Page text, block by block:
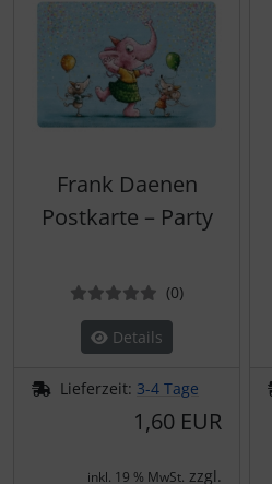
Frank Daenen
Postkarte – Party
(0Bewertungen
)
Details
Lieferzeit: 3-4 Tage
1,60 EUR
inkl. 19 % MwSt. zzgl.